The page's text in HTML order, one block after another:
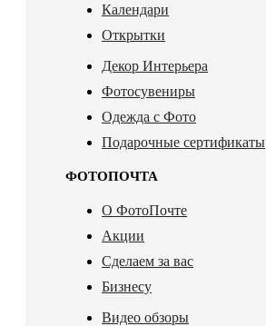
Календари
Открытки
Декор Интерьера
Фотосувениры
Одежда с Фото
Подарочные сертификаты
ФОТОПОЧТА
О ФотоПочте
Акции
Сделаем за вас
Бизнесу
Видео обзоры